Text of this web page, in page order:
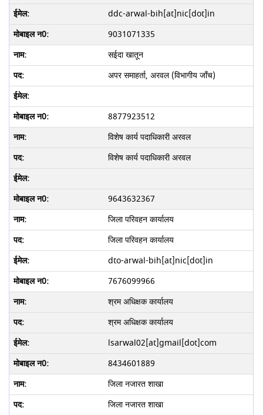
ddc-arwal-bih[at]nic[dot]in
9031071335
सईदा खातून
अपर समाहर्ता, अरवल (विभागीय जाँच)
8877923512
विशेष कार्य पदाधिकारी अरवल
विशेष कार्य पदाधिकारी अरवल
9643632367
जिला परिवहन कार्यालय
जिला परिवहन कार्यालय
dto-arwal-bih[at]nic[dot]in
7676099966
श्रम अधिक्षक कार्यालय
श्रम अधिक्षक कार्यालय
lsarwal02[at]gmail[dot]com
8434601889
जिला नजारत शाखा
जिला नजारत शाखा